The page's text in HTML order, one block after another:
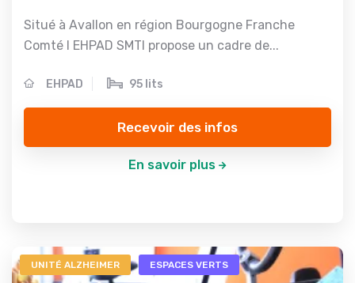
Situé à Avallon en région Bourgogne Franche
Comté l EHPAD SMTI propose un cadre de...
EHPAD 95 lits
Recevoir des infos
En savoir plus
UNITÉ ALZHEIMER ESPACES VERTS